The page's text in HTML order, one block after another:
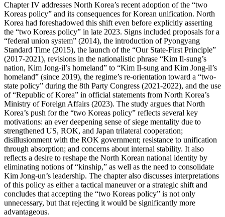
Chapter IV addresses North Korea’s recent adoption of the “two
Koreas policy” and its consequences for Korean unification. North
Korea had foreshadowed this shift even before explicitly asserting
the “two Koreas policy” in late 2023. Signs included proposals for a
“federal union system” (2014), the introduction of Pyongyang
Standard Time (2015), the launch of the “Our State-First Principle”
(2017-2021), revisions in the nationalistic phrase “Kim Il-sung’s
nation, Kim Jong-il’s homeland” to “Kim Il-sung and Kim Jong-il’s
homeland” (since 2019), the regime’s re-orientation toward a “two-
state policy” during the 8th Party Congress (2021-2022), and the use
of “Republic of Korea” in official statements from North Korea’s
Ministry of Foreign Affairs (2023). The study argues that North
Korea’s push for the “two Koreas policy” reflects several key
motivations: an ever deepening sense of siege mentality due to
strengthened US, ROK, and Japan trilateral cooperation;
disillusionment with the ROK government; resistance to unification
through absorption; and concerns about internal stability. It also
reflects a desire to reshape the North Korean national identity by
eliminating notions of “kinship,” as well as the need to consolidate
Kim Jong-un’s leadership. The chapter also discusses interpretations
of this policy as either a tactical maneuver or a strategic shift and
concludes that accepting the “two Koreas policy” is not only
unnecessary, but that rejecting it would be significantly more
advantageous.